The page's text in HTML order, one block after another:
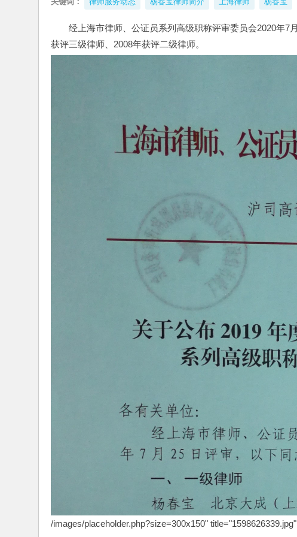
经上海市律师、公证员系列高级职称评审委员会2020年7
获评三级律师、2008年获评二级律师。
/images/placeholder.php?size=300x150"